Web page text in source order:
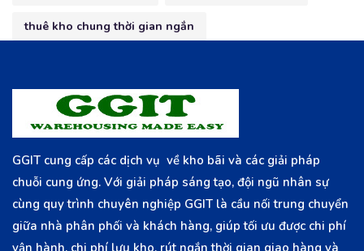
thuê kho chung thời gian ngắn
GGIT cung cấp các dịch vụ về kho bãi và các giải pháp
chuỗi cung ứng. Với giải pháp sáng tạo, đội ngũ nhân sự
cùng quy trình chuyên nghiệp GGIT là cầu nối trung chuyển
giữa nhà phân phối và khách hàng, giúp tối ưu được chi phí
vận hành, chi phí lưu kho, rút ngắn thời gian giao hàng và